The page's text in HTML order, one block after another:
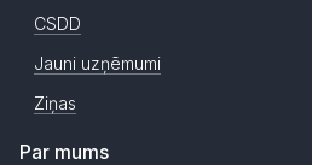
CSDD
Jauni uzņēmumi
Ziņas
Par mums